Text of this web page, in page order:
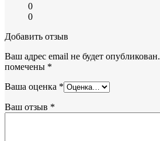
0
0
Добавить отзыв
Ваш адрес email не будет опубликован.
помечены *
Ваша оценка *
Ваш отзыв *